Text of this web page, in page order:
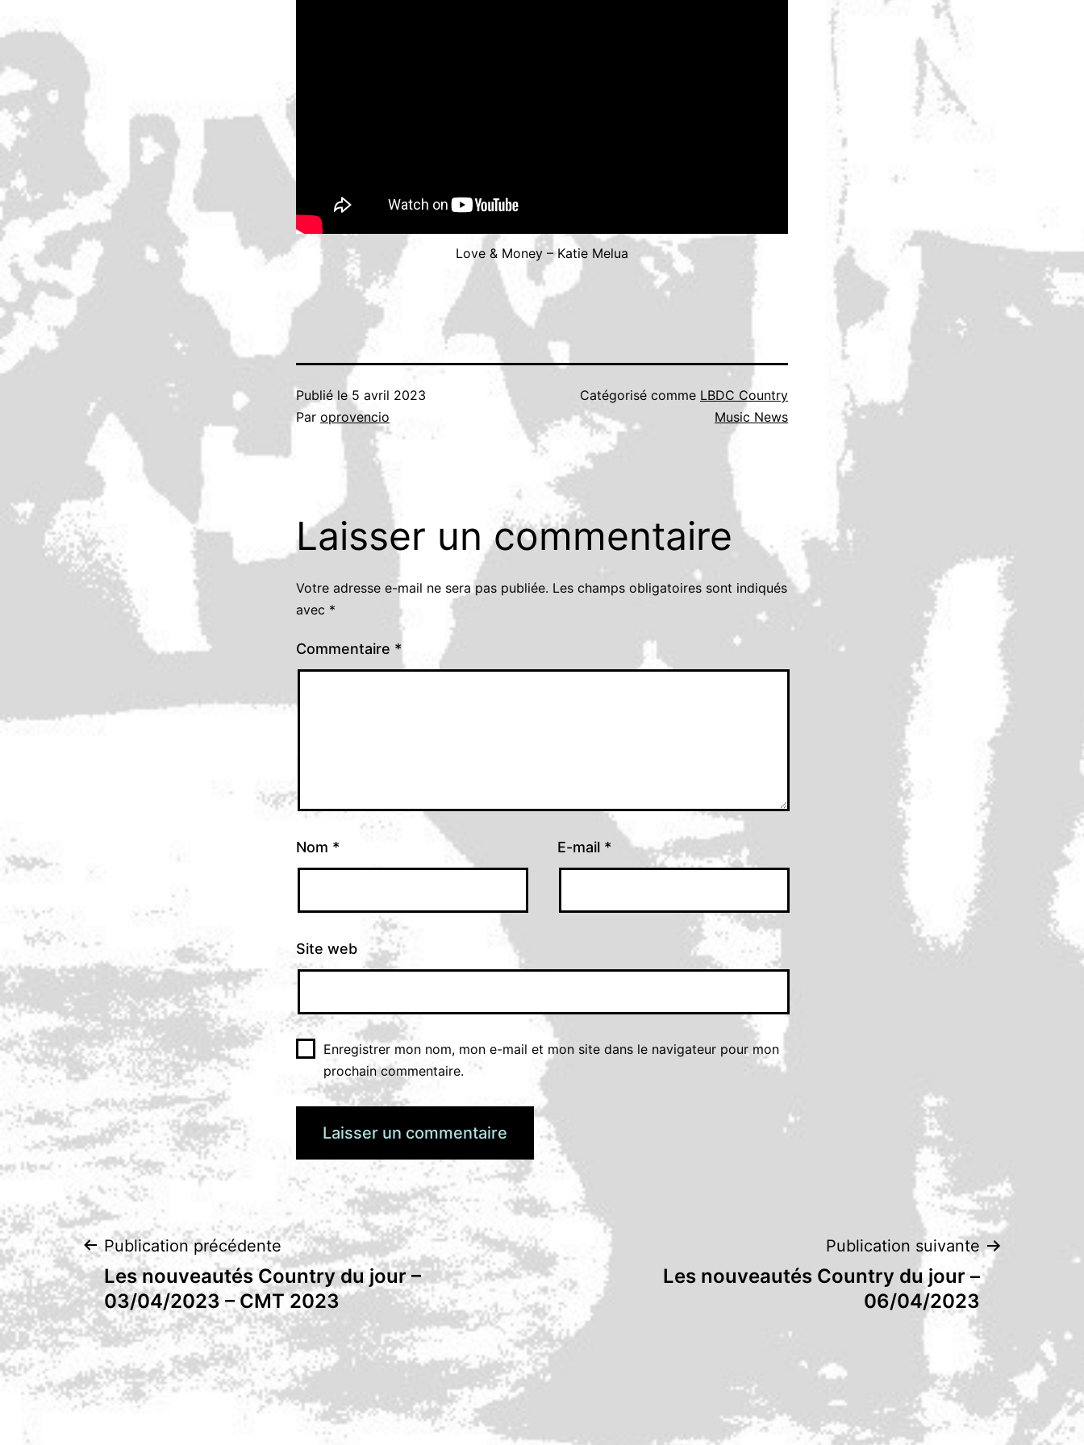
Love & Money – Katie Melua
Publié le5 avril 2023
Par oprovencio
Catégorisé comme LBDC Country
Music News
Laisser un commentaire
Votre adresse e-mail ne sera pas publiée. Les champs obligatoires sont indiqués
avec *
Commentaire *
Nom * E-mail *
Site web
Enregistrer mon nom, mon e-mail et mon site dans le navigateur pour mon
prochain commentaire.
Navigation
de
l’article
Publication précédente
Les nouveautés Country du jour –
03/04/2023 – CMT 2023
Publication suivante
Les nouveautés Country du jour –
06/04/2023